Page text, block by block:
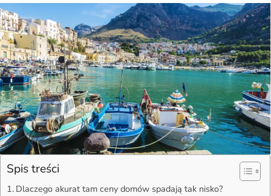
Spis treści
Dlaczego akurat tam ceny domów spadają tak nisko?